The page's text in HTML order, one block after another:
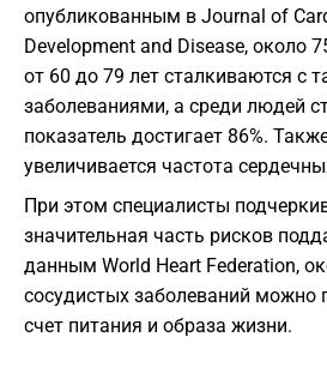
опубликованным в Journal of
Development and Disease, около
от 60 до 79 лет сталкиваются с
заболеваниями, а среди людей
показатель достигает 86%.
увеличивается частота
При этом специалисты
значительная часть рисков
данным World Heart Federation,
сосудистых заболеваний можно
счет питания и образа жизни.